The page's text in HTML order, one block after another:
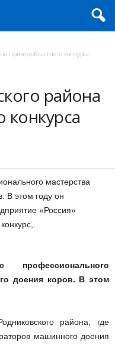
призер областного конкурса
района
конкурса
мастерства
В этом году он
«Россия»
доения коров. В этом
района, где
машинного доения